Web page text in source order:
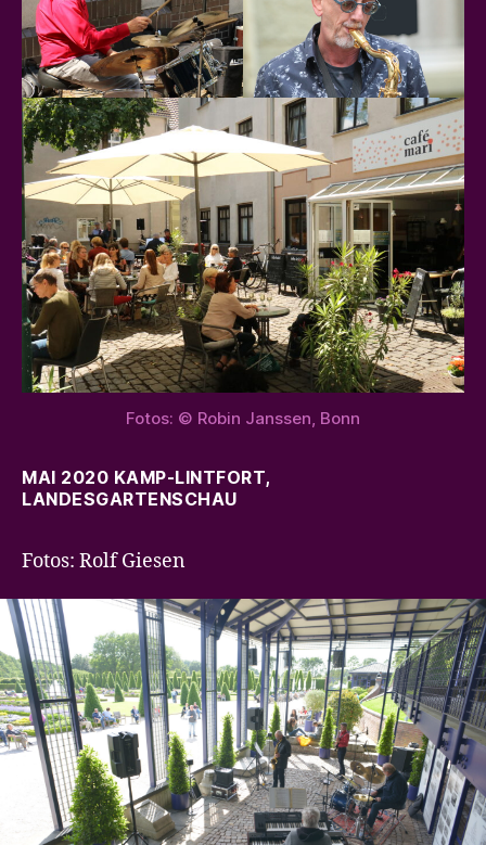
Fotos: © Robin Janssen, Bonn
MAI 2020 KAMP-LINTFORT,
LANDESGARTENSCHAU
Fotos: Rolf Giesen